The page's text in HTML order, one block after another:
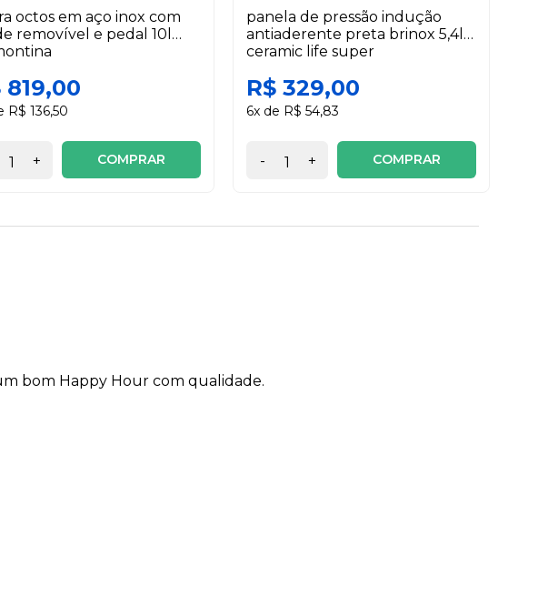
octos em aço inox com
removível e pedal 10l
819,00
R$ 136,50
+ COMPRAR
panela de pressão indução
antiaderente preta brinox 5,4l
ceramic life super
R$ 329,00
6x de R$ 54,83
- + COMPRAR
bom Happy Hour com qualidade.